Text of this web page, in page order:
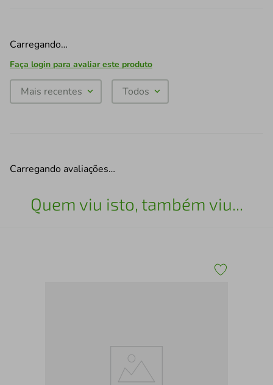
Carregando…
Faça login para avaliar este produto
Mais recentes Todos
Carregando avaliações…
Quem viu isto, também viu...